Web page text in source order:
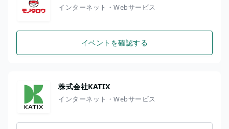
インターネット・Webサービス
イベントを確認する
株式会社KATIX
インターネット・Webサービス